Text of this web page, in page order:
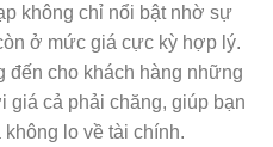
không chỉ nổi bật nhờ sự
ở mức giá cực kỳ hợp lý.
đến cho khách hàng những
cả phải chăng, giúp bạn
lo về tài chính.